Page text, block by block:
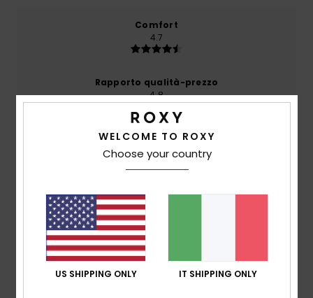
Comfort
4.7
Rapporto qualità-prezzo
4.8
Taglia
Troppo piccoloTroppo grande
Materiale
Colore
WELCOME TO ROXY
Choose your country
US SHIPPING ONLY IT SHIPPING ONLY